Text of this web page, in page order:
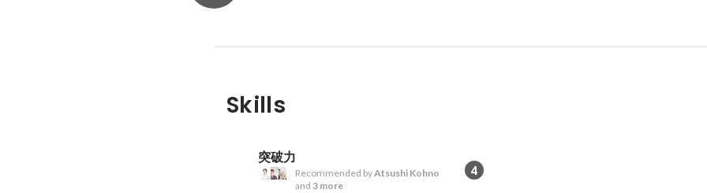
Skills
突破力
4
Recommended byAtsushi Kohno
and 3 more